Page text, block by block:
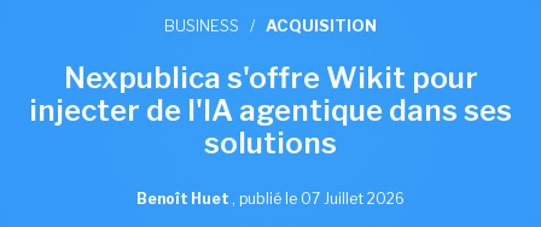
BUSINESS / ACQUISITION
Nexpublica s'offre Wikit pour
injecter de l'IA agentique dans ses
solutions
Benoît Huet , publié le 07 Juillet 2026